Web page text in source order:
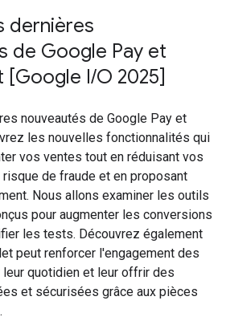
dernières
de Google Pay et
[Google I/O 2025]
nouveautés de Google Pay et
les nouvelles fonctionnalités qui
vos ventes tout en réduisant vos
de fraude et en proposant
Nous allons examiner les outils
pour augmenter les conversions
les tests. Découvrez également
peut renforcer l'engagement des
quotidien et leur offrir des
et sécurisées grâce aux pièces